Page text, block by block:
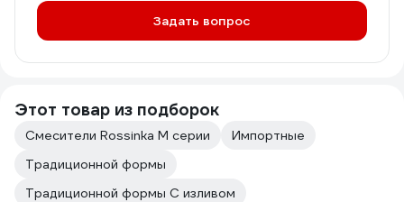
Задать вопрос
Этот товар из подборок
Смесители Rossinka M серии
Импортные
Традиционной формы
Традиционной формы С изливом